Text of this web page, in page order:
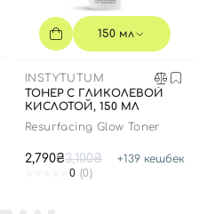
150 мл
INSTYTUTUM
ТОНЕР С ГЛИКОЛЕВОЙ
КИСЛОТОЙ, 150 МЛ
Resurfacing Glow Toner
2,790₴3,100₴ +139 кешбек
0 (0)